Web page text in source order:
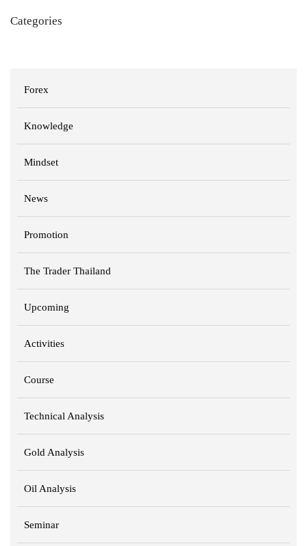
Categories
Forex
Knowledge
Mindset
News
Promotion
The Trader Thailand
Upcoming
Activities
Course
Technical Analysis
Gold Analysis
Oil Analysis
Seminar